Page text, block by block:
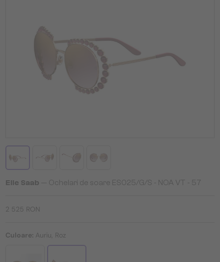
Elie Saab — Ochelari de soare ES025/G/S - NOA VT - 57
2 525 RON
Culoare: Auriu, Roz